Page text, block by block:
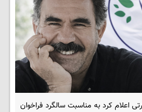
اعلام کرد به مناسبت سالگرد فراخوان